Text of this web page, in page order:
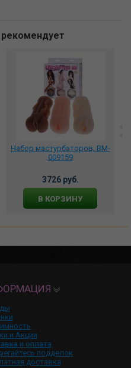
Набор мастурбаторов, BM-
009159
3726 руб.
В КОРЗИНУ
и Акции
и оплата
подделок
доставка